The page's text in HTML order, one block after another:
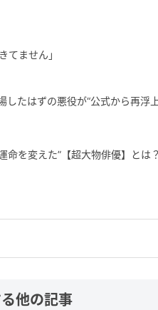
ません」
したはずの悪役が“公式から再浮
命を変えた”【超大物俳優】とは
他の記事